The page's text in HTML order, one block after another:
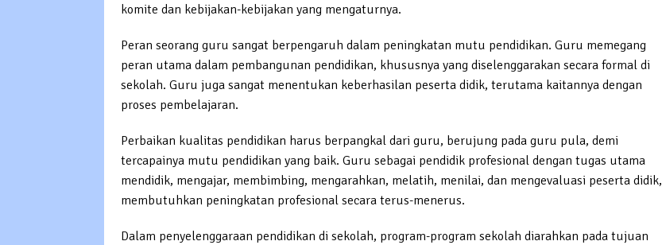
komite dan kebijakan-kebijakan yang mengaturnya.
Peran seorang guru sangat berpengaruh dalam peningkatan mutu pendidikan. Guru memegang
peran utama dalam pembangunan pendidikan, khususnya yang diselenggarakan secara formal di
sekolah. Guru juga sangat menentukan keberhasilan peserta didik, terutama kaitannya dengan
proses pembelajaran.
Perbaikan kualitas pendidikan harus berpangkal dari guru, berujung pada guru pula, demi
tercapainya mutu pendidikan yang baik. Guru sebagai pendidik profesional dengan tugas utama
mendidik, mengajar, membimbing, mengarahkan, melatih, menilai, dan mengevaluasi peserta didik,
membutuhkan peningkatan profesional secara terus-menerus.
Dalam penyelenggaraan pendidikan di sekolah, program-program sekolah diarahkan pada tujuan